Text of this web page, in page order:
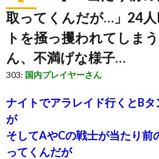
取ってくんだが…」24
トを掻っ攫われてしま
ん、不満げな様子…
303: 国内プレイヤーさん
ナイトでアラレイド行くとB
が
そしてAやCの戦士が当たり前
ってくんだが